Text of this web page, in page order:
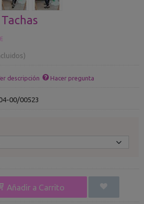
descripción Hacer pregunta
00/00523
Añadir a Carrito